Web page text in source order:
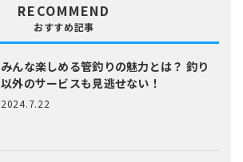
RECOMMEND
おすすめ記事
みんな楽しめる管釣りの魅力とは？ 釣り
以外のサービスも見逃せない！
2024.7.22